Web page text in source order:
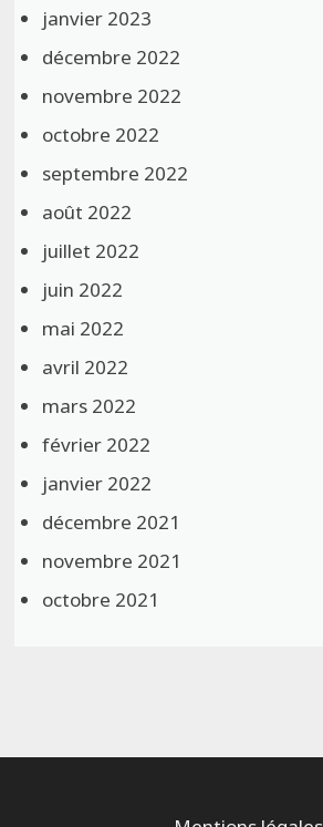
janvier 2023
décembre 2022
novembre 2022
octobre 2022
septembre 2022
août 2022
juillet 2022
juin 2022
mai 2022
avril 2022
mars 2022
février 2022
janvier 2022
décembre 2021
novembre 2021
octobre 2021